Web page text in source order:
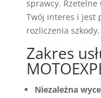
sprawcy. Rzetelne
Twój interes i jest
rozliczenia szkody.
Zakres
Niezależna